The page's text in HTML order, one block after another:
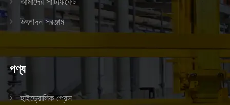
উৎপাদন সরঞ্জাম
পণ্য
হাইড্রোলিক প্রেস